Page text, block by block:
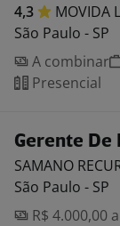
4,3 MOVIDA
São Paulo - SP
A combinar
Presencial
Gerente De
SAMANO
São Paulo - SP
R$ 4.000,00